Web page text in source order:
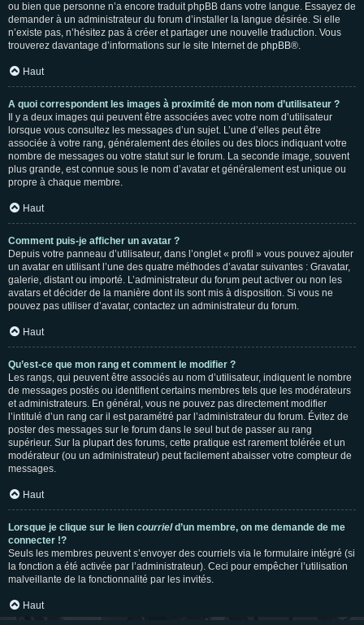
ou bien que personne n’a encore traduit phpBB dans votre langue. Essayez de
demander à un administrateur du forum d’installer la langue désirée. Si elle
n’existe pas, n’hésitez pas à créer et partager une nouvelle traduction. Vous
trouverez davantage d’informations sur le site Internet de phpBB®.
Haut
A quoi correspondent les images à proximité de mon nom d’utilisateur ?
Il y a deux images qui peuvent être associées avec votre nom d’utilisateur
lorsque vous consultez les messages d’un sujet. L’une d’elles peut être
associée à votre rang, généralement des étoiles ou des blocs indiquant votre
nombre de messages ou votre statut sur le forum. La seconde image, souvent
plus grande, est connue sous le nom d’avatar et généralement est unique ou
propre à chaque membre.
Haut
Comment puis-je afficher un avatar ?
Depuis votre panneau d’utilisateur, dans l’onglet « profil » vous pouvez ajouter
un avatar en utilisant l’une des quatre méthodes d’avatar suivantes : Gravatar,
galerie, distant ou importé. L’administrateur du forum peut activer ou non les
avatars et décider de la manière dont ils sont mis à disposition. Si vous ne
pouvez pas utiliser d’avatar, contactez un administrateur du forum.
Haut
Qu’est-ce que mon rang et comment le modifier ?
Les rangs, qui peuvent être associés au nom d’utilisateur, indiquent le nombre
de messages postés ou identifient certains membres tels que les modérateurs
et administrateurs. En général, vous ne pouvez pas directement modifier
l’intitulé d’un rang car il est paramétré par l’administrateur du forum. Évitez de
poster des messages sur le forum dans le seul but de passer au rang
supérieur. Sur la plupart des forums, cette pratique est rarement tolérée et un
modérateur (ou un administrateur) peut facilement abaisser votre compteur de
messages.
Haut
Lorsque je clique sur le lien courrield’un membre, on me demande de me
connecter !?
Seuls les membres peuvent s’envoyer des courriels via le formulaire intégré (si
la fonction a été activée par l’administrateur). Ceci pour empêcher l’utilisation
malveillante de la fonctionnalité par les invités.
Haut